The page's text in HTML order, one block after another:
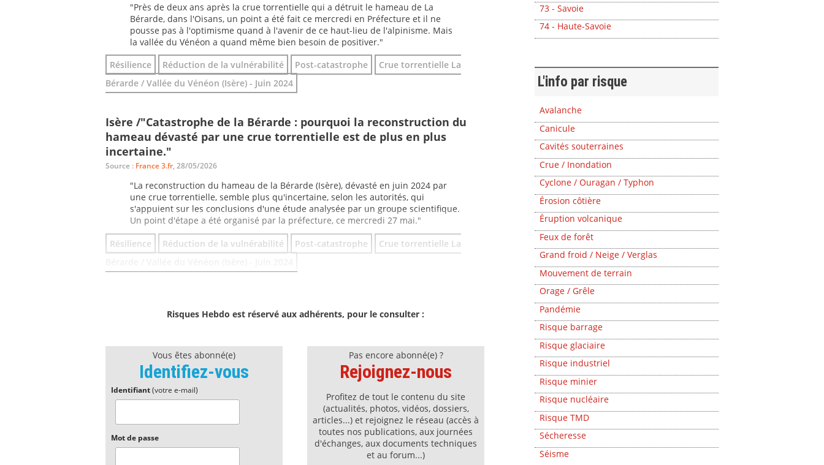
"Près de deux ans après la crue torrentielle qui a détruit le hameau de La
Bérarde, dans l'Oisans, un point a été fait ce mercredi en Préfecture et il ne
pousse pas à l'optimisme quand à l'avenir de ce haut-lieu de l'alpinisme. Mais
la vallée du Vénéon a quand même bien besoin de positiver."
Résilience
Réduction de la vulnérabilité Post-catastrophe
Crue torrentielle La
Bérarde / Vallée du Vénéon (Isère) - Juin 2024
Isère /"Catastrophe de la Bérarde : pourquoi la reconstruction du
hameau dévasté par une crue torrentielle est de plus en plus
incertaine."
Source : France 3.fr, 28/05/2026
"La reconstruction du hameau de la Bérarde (Isère), dévasté en juin 2024 par
une crue torrentielle, semble plus qu'incertaine, selon les autorités, qui
s'appuient sur les conclusions d'une étude analysée par un groupe scientifique.
Un point d'étape a été organisé par la préfecture, ce mercredi 27 mai."
Résilience
Réduction de la vulnérabilité Post-catastrophe
Crue torrentielle La
Risques Hebdo est réservé aux adhérents, pour le consulter :
Vous êtes abonné(e)
Identifiez-vous
Identifiant(votre e-mail)
Mot de passe
Pas encore abonné(e) ?
Rejoignez-nous
Profitez de tout le contenu du site
(actualités, photos, vidéos, dossiers,
articles...) et rejoignez le réseau (accès à
toutes nos publications, aux journées
d'échanges, aux documents techniques
et au forum...)
73 - Savoie
74 - Haute-Savoie
L'info par risque
Avalanche
Canicule
Cavités souterraines
Crue / Inondation
Cyclone / Ouragan / Typhon
Érosion côtière
Éruption volcanique
Feux de forêt
Grand froid / Neige / Verglas
Mouvement de terrain
Orage / Grêle
Pandémie
Risque barrage
Risque glaciaire
Risque industriel
Risque minier
Risque nucléaire
Risque TMD
Sécheresse
Séisme